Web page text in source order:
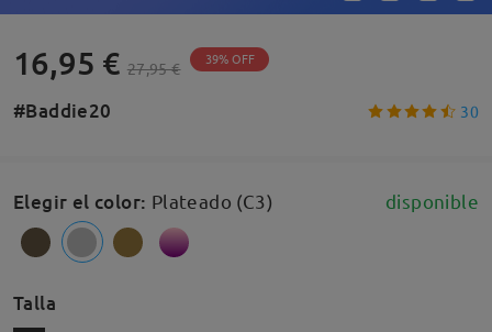
16,95 € 27,95 € 39% OFF
#Baddie20 30
Elegir el color: Plateado (C3) disponible
Talla